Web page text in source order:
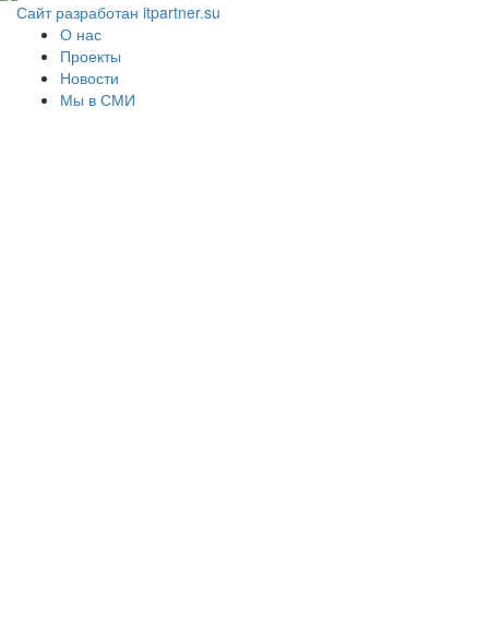
Сайт разработан itpartner.su
О нас
Проекты
Новости
Мы в СМИ